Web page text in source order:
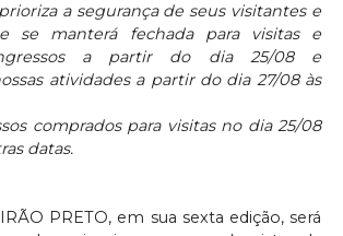
a segurança de seus visitantes e
e se manterá fechada para visitas e
a partir do dia 25/08 e
atividades a partir do dia 27/08 às
comprados para visitas no dia 25/08
datas.
PRETO, em sua sexta edição, será